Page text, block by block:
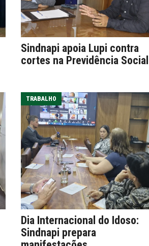
Sindnapi apoia Lupi contra
cortes na Previdência Social
TRABALHO
Dia Internacional do Idoso:
Sindnapi prepara